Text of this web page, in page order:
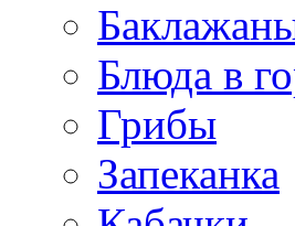
Блюда в
Грибы
Запеканка